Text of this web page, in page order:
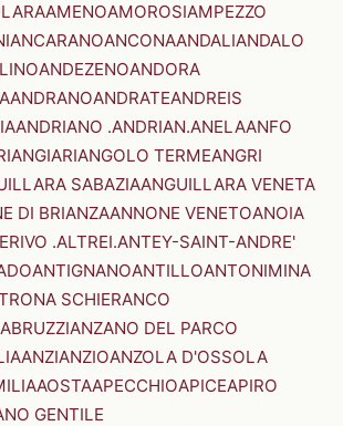
AMENOAMOROSIAMPEZZO
ANCARANOANCONAANDALIANDALO
ANDEZENOANDORA
ANDRANOANDRATEANDREIS
ANDRIANO .ANDRIAN.ANELAANFO
ANGIARIANGOLO TERMEANGRI
SABAZIAANGUILLARA VENETA
DI BRIANZAANNONE VENETOANOIA
.ALTREI.ANTEY-SAINT-ANDRE'
ANTIGNANOANTILLOANTONIMINA
SCHIERANCO
ANZANO DEL PARCO
ANZIANZIOANZOLA D'OSSOLA
AOSTAAPECCHIOAPICEAPIRO
GENTILE